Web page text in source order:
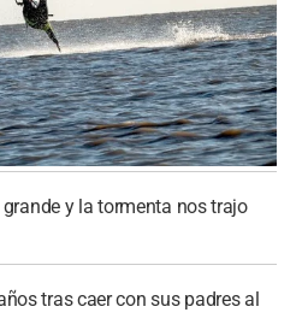
y la tormenta nos trajo
tras caer con sus padres al